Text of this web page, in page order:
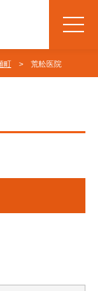
町 > 荒舩医院